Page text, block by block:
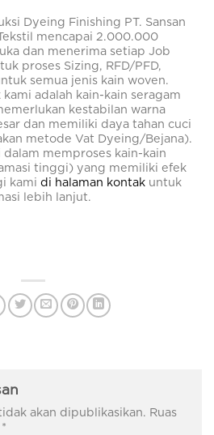
Dyeing Finishing PT. Sansan
mencapai 2.000.000
dan menerima setiap Job
proses Sizing, RFD/PFD,
semua jenis kain woven.
adalah kain-kain seragam
kestabilan warna
dan memiliki daya tahan cuci
metode Vat Dyeing/Bejana).
memproses kain-kain
tinggi) yang memiliki efek
kami di halaman kontak untuk
lebih lanjut.
akan dipublikasikan. Ruas
*